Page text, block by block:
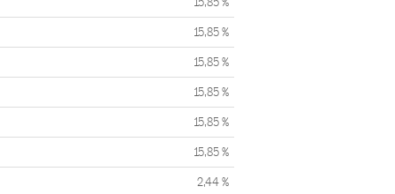
15,85 %
15,85 %
15,85 %
15,85 %
15,85 %
2,44 %